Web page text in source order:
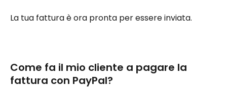
La tua fattura è ora pronta per essere inviata.
Come fa il mio cliente a pagare la
fattura con PayPal?